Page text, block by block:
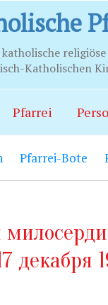
Katholischen
Pfarrei
Pfarrei-Bote
декабря
Храм:
Часовня
21.00.
06.00 до
Социальный
до 20.00.